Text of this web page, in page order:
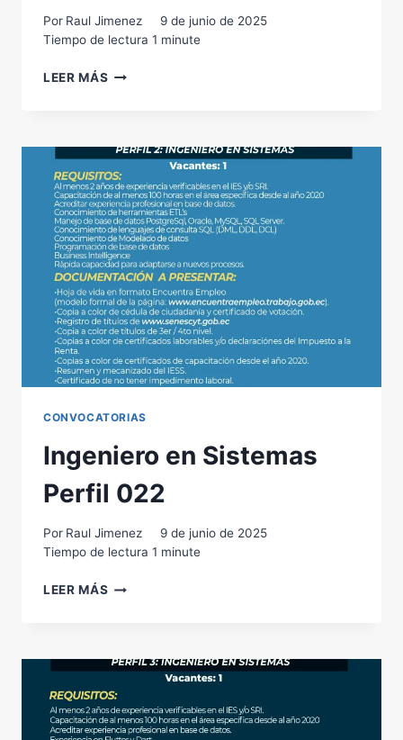
Por Raul Jimenez
9 de junio de 2025
Tiempo de lectura 1 minute
LEER MÁS INGENIERO
011
CONVOCATORIAS
Ingeniero en Sistemas
Perfil 022
Por Raul Jimenez
9 de junio de 2025
Tiempo de lectura 1 minute
LEER MÁS INGENIERO
022